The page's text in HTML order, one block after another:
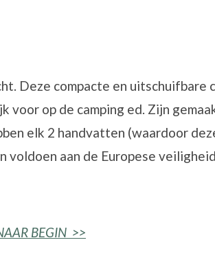
Deze compacte en uitschuifbare
voor op de camping ed. Zijn g
elk 2 handvatten (waardoor
voldoen aan de Europese
BEGIN >>